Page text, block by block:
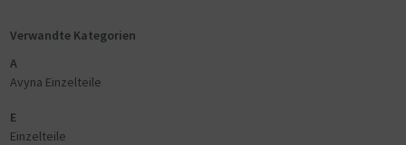
Verwandte Kategorien
A
Avyna Einzelteile
E
Einzelteile